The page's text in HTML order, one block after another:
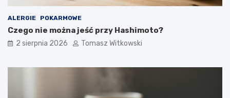
ALERGIE POKARMOWE
Czego nie można jeść przy Hashimoto?
2 sierpnia 2026 Tomasz Witkowski